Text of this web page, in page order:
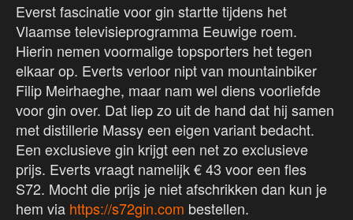
Everst fascinatie voor gin startte tijdens het
Vlaamse televisieprogramma Eeuwige roem.
Hierin nemen voormalige topsporters het tegen
elkaar op. Everts verloor nipt van mountainbiker
Filip Meirhaeghe, maar nam wel diens voorliefde
voor gin over. Dat liep zo uit de hand dat hij samen
met distillerie Massy een eigen variant bedacht.
Een exclusieve gin krijgt een net zo exclusieve
prijs. Everts vraagt namelijk € 43 voor een fles
S72. Mocht die prijs je niet afschrikken dan kun je
hem via https://s72gin.com bestellen.